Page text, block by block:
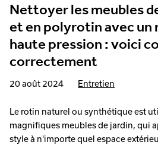
Nettoyer les meubles
et en polyrotin avec
haute pression : voici
correctement
20 août 2024 Entretien
Le rotin naturel ou synthétique est
magnifiques meubles de jardin, qui
style à n'importe quel espace